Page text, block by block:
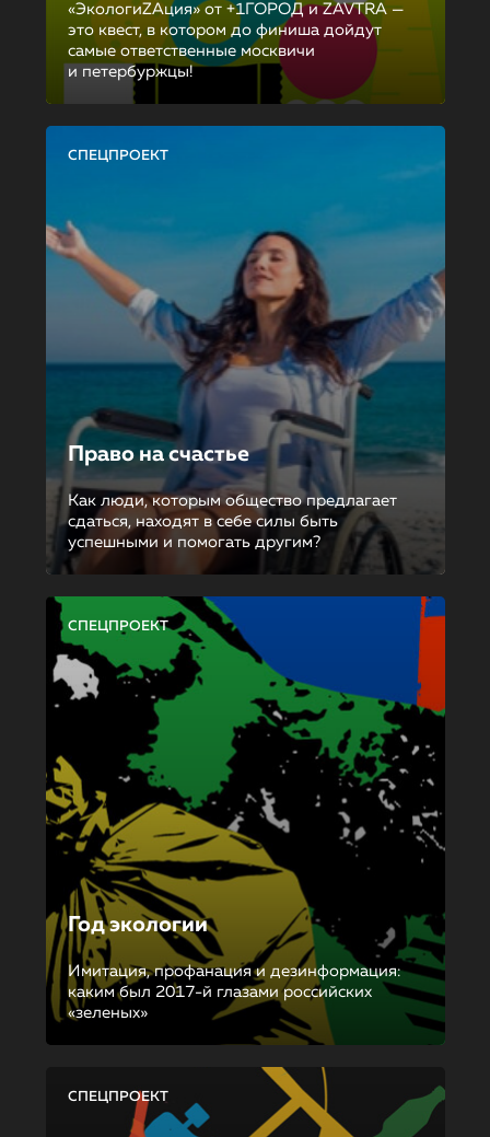
«ЭкологиZAция» от +1ГОРОД и ZAVTRA —
это квест, в котором до финиша дойдут
самые ответственные москвичи
и петербуржцы!
СПЕЦПРОЕКТ
Право на счастье
Как люди, которым общество предлагает
сдаться, находят в себе силы быть
успешными и помогать другим?
СПЕЦПРОЕКТ
Год экологии
Имитация, профанация и дезинформация:
каким был 2017-й глазами российских
«зеленых»
СПЕЦПРОЕКТ